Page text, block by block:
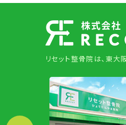
リセット整骨院は、東大